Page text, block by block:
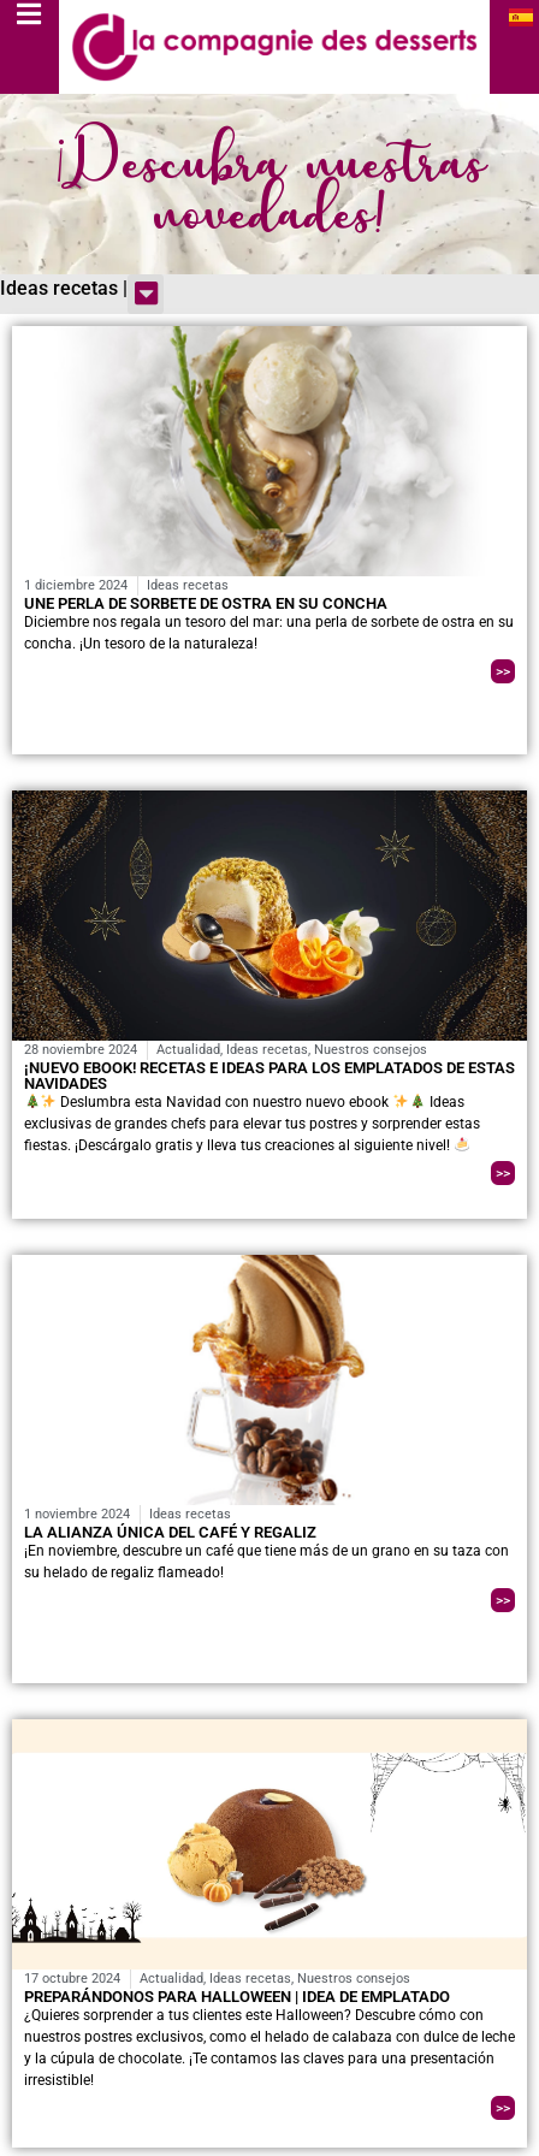
¡Descubra nuestras
novedades!
Ideas recetas |
1 diciembre 2024 Ideas recetas
UNE PERLA DE SORBETE DE OSTRA EN SU CONCHA
Diciembre nos regala un tesoro del mar: una perla de sorbete de ostra en su
concha. ¡Un tesoro de la naturaleza!
>>
28 noviembre 2024 Actualidad, Ideas recetas, Nuestros consejos
¡NUEVO EBOOK! RECETAS E IDEAS PARA LOS EMPLATADOS DE ESTAS
NAVIDADES
Deslumbra esta Navidad con nuestro nuevo ebook
Ideas
exclusivas de grandes chefs para elevar tus postres y sorprender estas
fiestas. ¡Descárgalo gratis y lleva tus creaciones al siguiente nivel!
>>
1 noviembre 2024 Ideas recetas
LA ALIANZA ÚNICA DEL CAFÉ Y REGALIZ
¡En noviembre, descubre un café que tiene más de un grano en su taza con
su helado de regaliz flameado!
>>
17 octubre 2024 Actualidad, Ideas recetas, Nuestros consejos
PREPARÁNDONOS PARA HALLOWEEN | IDEA DE EMPLATADO
¿Quieres sorprender a tus clientes este Halloween? Descubre cómo con
nuestros postres exclusivos, como el helado de calabaza con dulce de leche
y la cúpula de chocolate. ¡Te contamos las claves para una presentación
irresistible!
>>